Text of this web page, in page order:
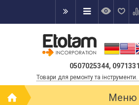
0507025344,
Товари для ремонту та інструменти.
Меню